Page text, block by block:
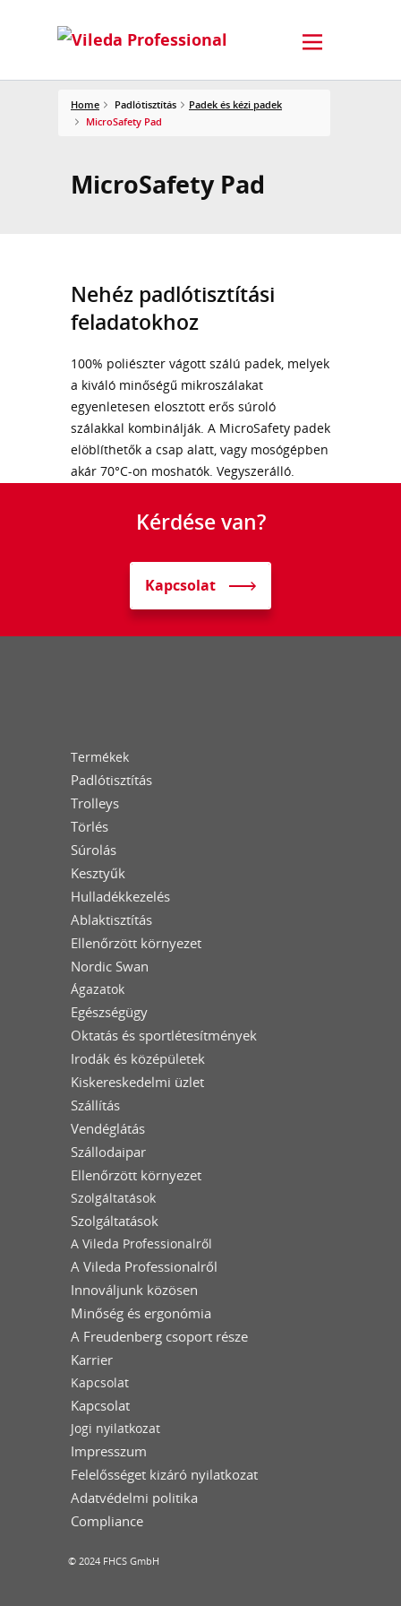
Home Padlótisztítás
Padek és kézi padek
MicroSafety Pad
MicroSafety Pad
Nehéz padlótisztítási
feladatokhoz
100% poliészter vágott szálú padek, melyek
a kiváló minőségű mikroszálakat
egyenletesen elosztott erős súroló
szálakkal kombinálják. A MicroSafety padek
elöblíthetők a csap alatt, vagy mosógépben
akár 70°C-on moshatók. Vegyszerálló.
Kérdése van?
Kapcsolat
Termékek
Padlótisztítás
Trolleys
Törlés
Súrolás
Kesztyűk
Hulladékkezelés
Ablaktisztítás
Ellenőrzött környezet
Nordic Swan
Ágazatok
Egészségügy
Oktatás és sportlétesítmények
Irodák és középületek
Kiskereskedelmi üzlet
Szállítás
Vendéglátás
Szállodaipar
Ellenőrzött környezet
Szolgáltatások
Szolgáltatások
A Vileda Professionalről
A Vileda Professionalről
Innováljunk közösen
Minőség és ergonómia
A Freudenberg csoport része
Karrier
Kapcsolat
Kapcsolat
Jogi nyilatkozat
Impresszum
Felelősséget kizáró nyilatkozat
Adatvédelmi politika
Compliance
© 2024 FHCS GmbH